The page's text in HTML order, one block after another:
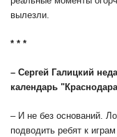
вылезли.
* * *
– Сергей Галицкий
календарь
– И не без оснований.
подводить ребят к